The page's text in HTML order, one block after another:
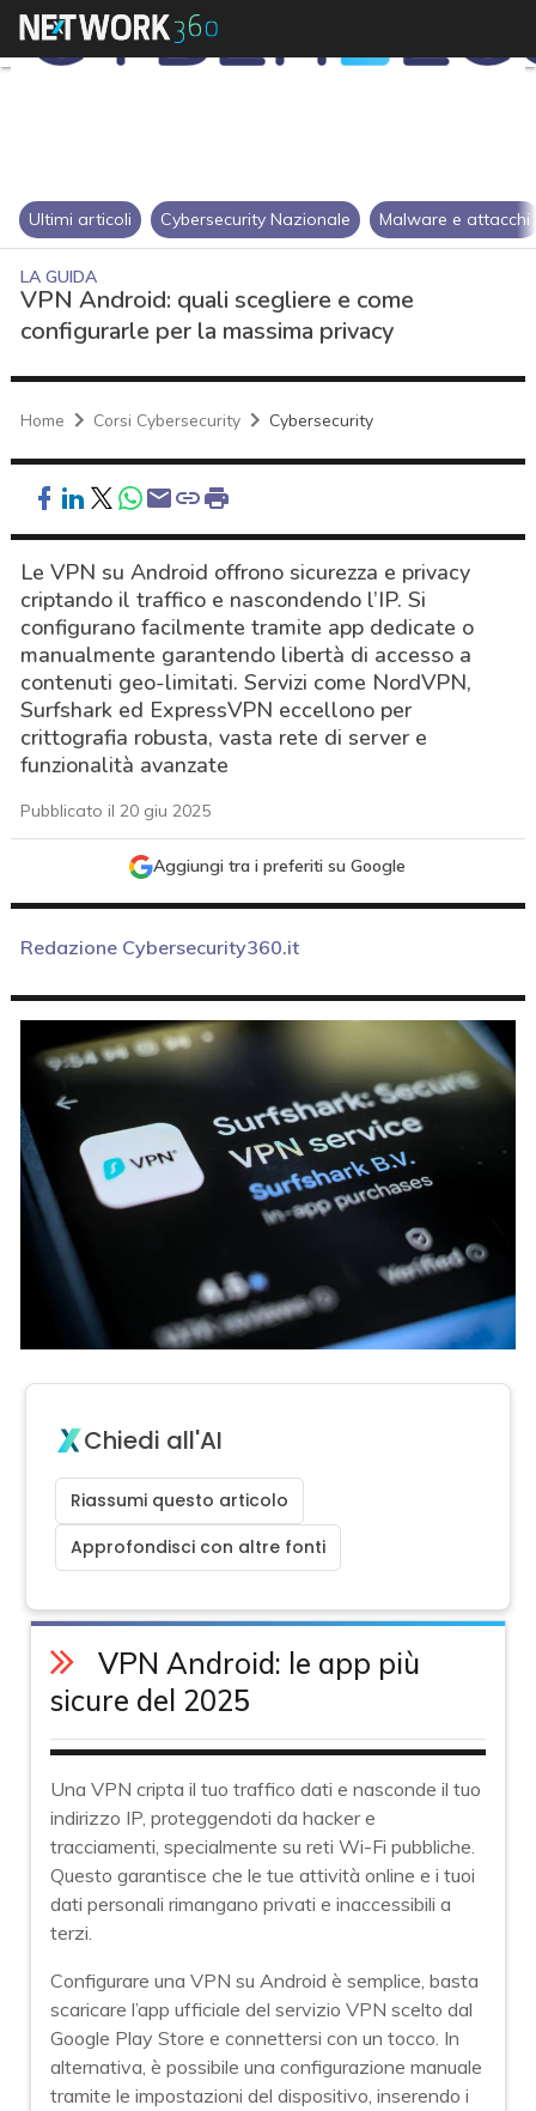
Ultimi articoli Cybersecurity Nazionale Malware e attacchi
LA GUIDA
VPN Android: quali scegliere e come
configurarle per la massima privacy
Home Corsi Cybersecurity Cybersecurity
Le VPN su Android offrono sicurezza e privacy
criptando il traffico e nascondendo l’IP. Si
configurano facilmente tramite app dedicate o
manualmente garantendo libertà di accesso a
contenuti geo-limitati. Servizi come NordVPN,
Surfshark ed ExpressVPN eccellono per
crittografia robusta, vasta rete di server e
funzionalità avanzate
Pubblicato il 20 giu 2025
Aggiungi tra i preferiti su Google
Redazione Cybersecurity360.it
Chiedi all'AI
Riassumi questo articolo
Approfondisci con altre fonti
VPN Android: le app più
sicure del 2025
Una VPN cripta il tuo traffico dati e nasconde il tuo
indirizzo IP, proteggendoti da hacker e
tracciamenti, specialmente su reti Wi-Fi pubbliche.
Questo garantisce che le tue attività online e i tuoi
dati personali rimangano privati e inaccessibili a
terzi.
Configurare una VPN su Android è semplice, basta
scaricare l’app ufficiale del servizio VPN scelto dal
Google Play Store e connettersi con un tocco. In
alternativa, è possibile una configurazione manuale
tramite le impostazioni del dispositivo, inserendo i